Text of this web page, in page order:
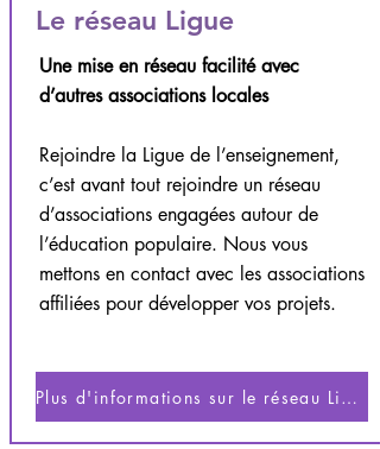
Le réseau Ligue
Une mise en réseau facilité avec
d’autres associations locales
Rejoindre la Ligue de l’enseignement,
c’est avant tout rejoindre un réseau
d’associations engagées autour de
l’éducation populaire. Nous vous
mettons en contact avec les associations
affiliées pour développer vos projets.
Plus d'informations sur le réseau Ligue